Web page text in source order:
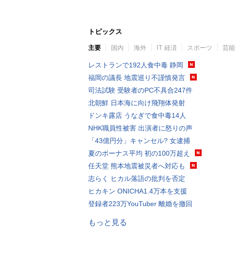
トピックス
主要 国内 海外 IT 経済 スポーツ 芸能
レストランで192人食中毒 静岡
福岡の議長 地震巡り不謹慎発言
司法試験 受験者のPC不具合247件
北朝鮮 日本海に向け飛翔体発射
ドンキ露店 うなぎで食中毒14人
NHK職員性被害 出演者に怒りの声
「43億円分」キャンセル? 女逮捕
夏のボーナス平均 初の100万超え
任天堂 熊本地震被災者へ対応も
志らく ヒカル落語の批判を否定
ヒカキン ONICHA1.4万本を支援
登録者223万YouTuber 離婚を撤回
もっと見る